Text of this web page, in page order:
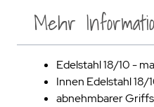
Mehr
Edelstahl 18/10 -
Innen Edelstahl 18/
abnehmbarer